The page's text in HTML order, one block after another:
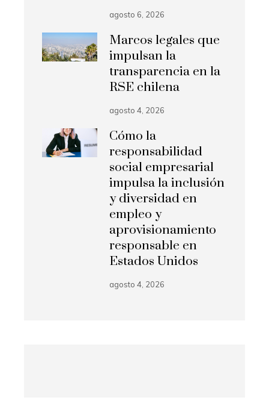
agosto 6, 2026
Marcos legales que
impulsan la
transparencia en la
RSE chilena
agosto 4, 2026
Cómo la
responsabilidad
social empresarial
impulsa la inclusión
y diversidad en
empleo y
aprovisionamiento
responsable en
Estados Unidos
agosto 4, 2026